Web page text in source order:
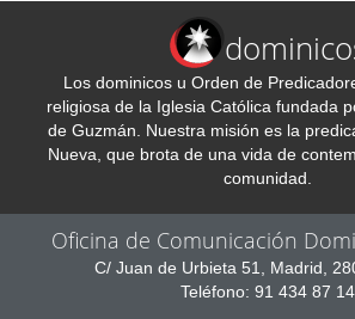
Los dominicos u Orden de
religiosa de la Iglesia Católica fundada
de Guzmán. Nuestra misión es la
Nueva, que brota de una vida de
comunidad.
Oficina de Comunicación
C/ Juan de Urbieta 51, Madrid,
Teléfono: 91 434 87 14